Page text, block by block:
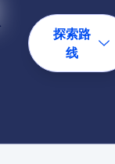
探索路
线